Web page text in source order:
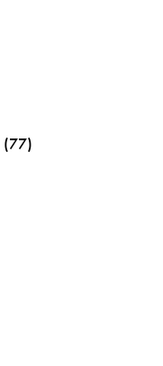
(77)